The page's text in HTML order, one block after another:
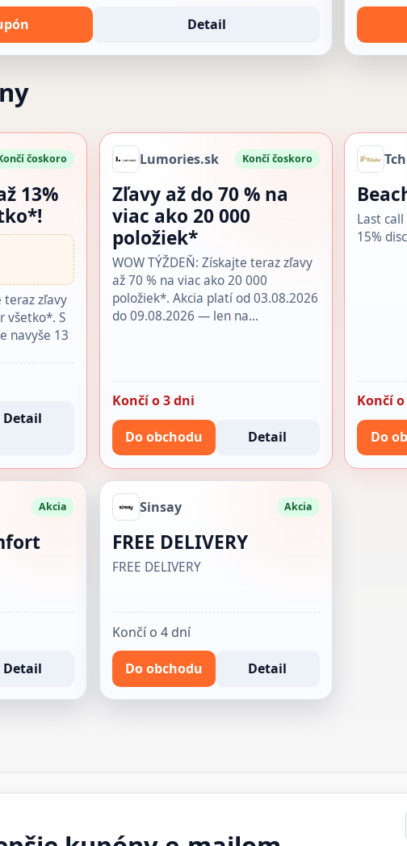
Detail
čoskoro
13%
teraz zľavy
všetko*. S
navyše 13
Detail
Lumories.sk Končí čoskoro
Zľavy až do 70 % na
viac ako 20 000
položiek*
WOW TÝŽDEŇ: Získajte teraz zľavy
až 70 % na viac ako 20 000
položiek*. Akcia platí od 03.08.2026
do 09.08.2026 — len na…
Končí o 3 dni
Do obchodu Detail
Last
15%
Končí
Do
Akcia
Detail
Sinsay Akcia
FREE DELIVERY
FREE DELIVERY
Končí o 4 dní
Do obchodu Detail